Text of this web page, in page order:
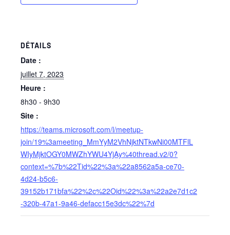
DÉTAILS
Date :
juillet 7, 2023
Heure :
8h30 - 9h30
Site :
https://teams.microsoft.com/l/meetup-
join/19%3ameeting_MmYyM2VhNjktNTkwNi00MTFlL
WIyMjktOGY0MWZhYWU4YjAy%40thread.v2/0?
context=%7b%22Tid%22%3a%22a8562a5a-ce70-
4d24-b5c6-
39152b171bfa%22%2c%22Oid%22%3a%22a2e7d1c2
-320b-47a1-9a46-defacc15e3dc%22%7d